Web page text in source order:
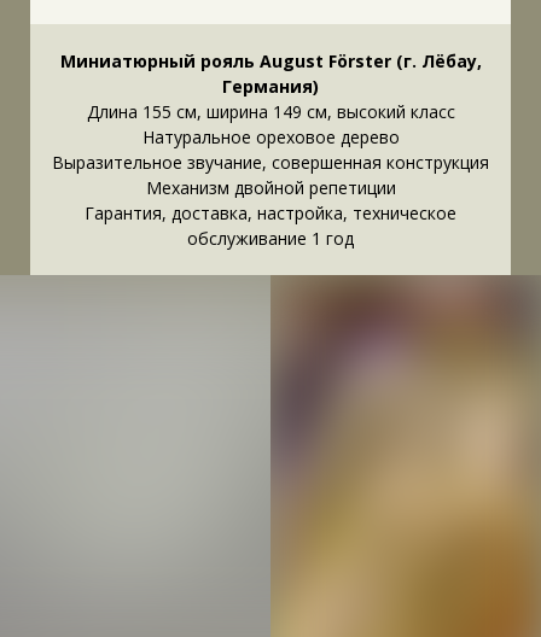
Миниатюрный рояль August Förster (г. Лёбау,
Германия)
Длина 155 см, ширина 149 см, высокий класс
Натуральное ореховое дерево
Выразительное звучание, совершенная конструкция
Механизм двойной репетиции
Гарантия, доставка, настройка, техническое
обслуживание 1 год